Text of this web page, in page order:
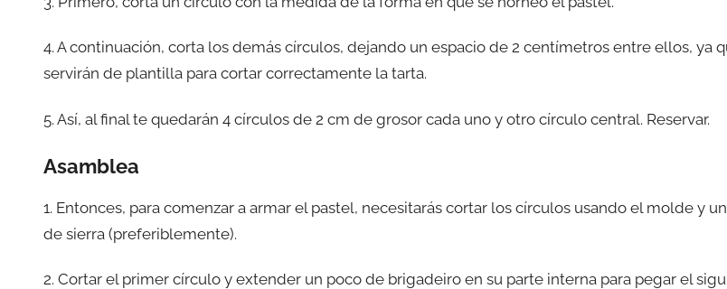
4. A continuación, corta los demás círculos, dejando un espacio de 2 centímetros entre ellos, ya
servirán de plantilla para cortar correctamente la tarta.
5. Así, al final te quedarán 4 círculos de 2 cm de grosor cada uno y otro círculo central. Reservar.
Asamblea
1. Entonces, para comenzar a armar el pastel, necesitarás cortar los círculos usando el molde y
de sierra (preferiblemente).
2. Cortar el primer círculo y extender un poco de brigadeiro en su parte interna para pegar el